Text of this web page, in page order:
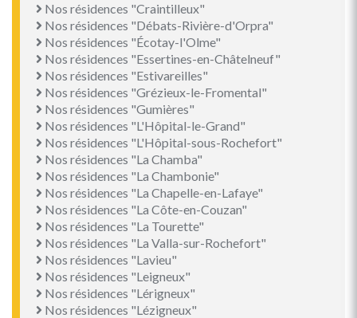
Nos résidences "Craintilleux"
Nos résidences "Débats-Rivière-d'Orpra"
Nos résidences "Écotay-l'Olme"
Nos résidences "Essertines-en-Châtelneuf"
Nos résidences "Estivareilles"
Nos résidences "Grézieux-le-Fromental"
Nos résidences "Gumières"
Nos résidences "L'Hôpital-le-Grand"
Nos résidences "L'Hôpital-sous-Rochefort"
Nos résidences "La Chamba"
Nos résidences "La Chambonie"
Nos résidences "La Chapelle-en-Lafaye"
Nos résidences "La Côte-en-Couzan"
Nos résidences "La Tourette"
Nos résidences "La Valla-sur-Rochefort"
Nos résidences "Lavieu"
Nos résidences "Leigneux"
Nos résidences "Lérigneux"
Nos résidences "Lézigneux"